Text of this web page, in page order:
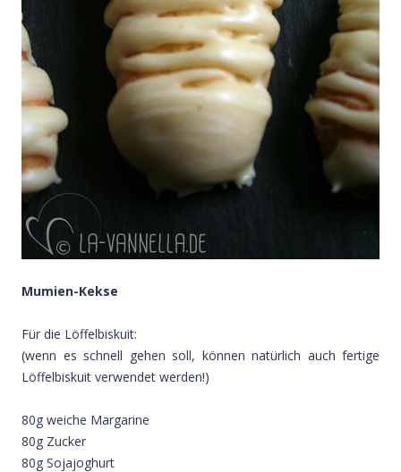
Mumien-Kekse
Für die Löffelbiskuit:
(wenn es schnell gehen soll, können natürlich auch fertige
Löffelbiskuit verwendet werden!)
80g weiche Margarine
80g Zucker
80g Sojajoghurt